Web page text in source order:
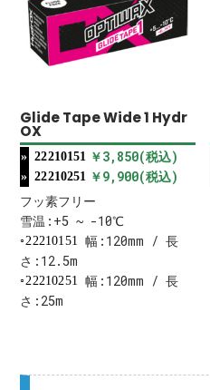
Glide Tape Wide 1 Hydr
OX
22210151 ￥3,850(税込)
22210251
￥9,900(税込)
フッ素フリー
雪温:+5 ~ -10℃
22210151
幅:120mm / 長
さ:12.5m
22210251
幅:120mm / 長
さ:25m